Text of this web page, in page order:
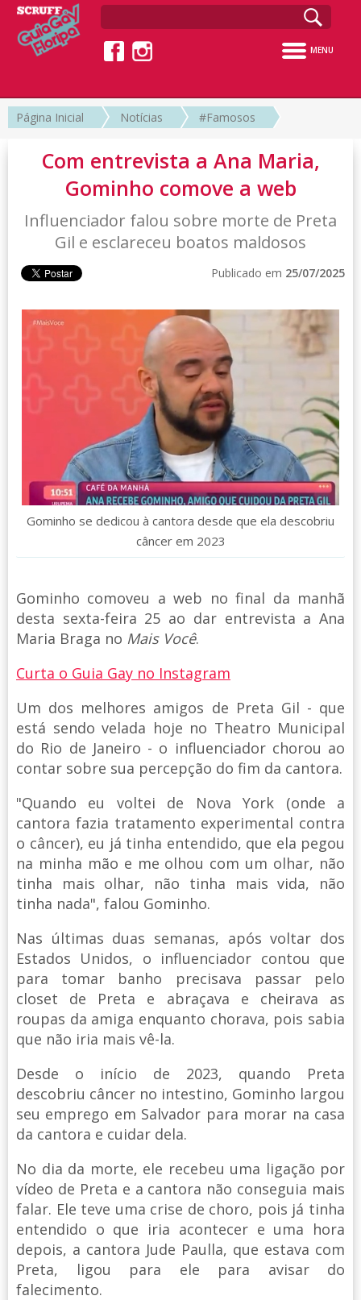
MENU
Página Inicial Notícias #Famosos
Com entrevista a Ana Maria,
Gominho comove a web
Influenciador falou sobre morte de Preta
Gil e esclareceu boatos maldosos
Publicado em 25/07/2025
Gominho se dedicou à cantora desde que ela descobriu
câncer em 2023
Gominho comoveu a web no final da manhã
desta sexta-feira 25 ao dar entrevista a Ana
Maria Braga no Mais Você.
Curta o Guia Gay no Instagram
Um dos melhores amigos de Preta Gil - que
está sendo velada hoje no Theatro Municipal
do Rio de Janeiro - o influenciador chorou ao
contar sobre sua percepção do fim da cantora.
"Quando eu voltei de Nova York (onde a
cantora fazia tratamento experimental contra
o câncer), eu já tinha entendido, que ela pegou
na minha mão e me olhou com um olhar, não
tinha mais olhar, não tinha mais vida, não
tinha nada", falou Gominho.
Nas últimas duas semanas, após voltar dos
Estados Unidos, o influenciador contou que
para tomar banho precisava passar pelo
closet de Preta e abraçava e cheirava as
roupas da amiga enquanto chorava, pois sabia
que não iria mais vê-la.
Desde o início de 2023, quando Preta
descobriu câncer no intestino, Gominho largou
seu emprego em Salvador para morar na casa
da cantora e cuidar dela.
No dia da morte, ele recebeu uma ligação por
vídeo de Preta e a cantora não conseguia mais
falar. Ele teve uma crise de choro, pois já tinha
entendido o que iria acontecer e uma hora
depois, a cantora Jude Paulla, que estava com
Preta, ligou para ele para avisar do
falecimento.